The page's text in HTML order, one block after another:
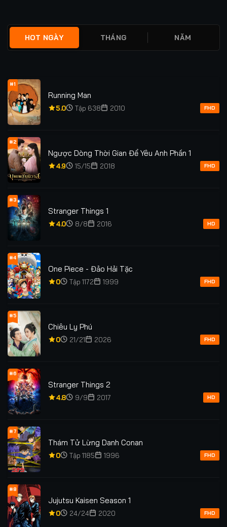
HOT NGÀY THÁNG NĂM
#1
Running Man
5.0 Tập 638 2010 FHD
#2
Ngược Dòng Thời Gian Để Yêu Anh Phần 1
4.9 15/15 2018 FHD
#3
Stranger Things 1
4.0 8/8 2016 HD
#4
One Piece - Đảo Hải Tặc
0 Tập 1172 1999 FHD
#5
Chiêu Ly Phú
0 21/21 2026 FHD
#6
Stranger Things 2
4.8 9/9 2017 HD
#7
Thám Tử Lừng Danh Conan
0 Tập 1185 1996 FHD
#8
Jujutsu Kaisen Season 1
0 24/24 2020 FHD